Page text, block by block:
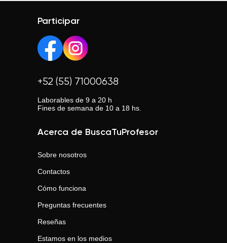
Participar
+52 (55) 71000638
Laborables de 9 a 20 h
Fines de semana de 10 a 18 hs.
Acerca de BuscaTuProfesor
Sobre nosotros
Contactos
Cómo funciona
Preguntas frecuentes
Reseñas
Estamos en los medios